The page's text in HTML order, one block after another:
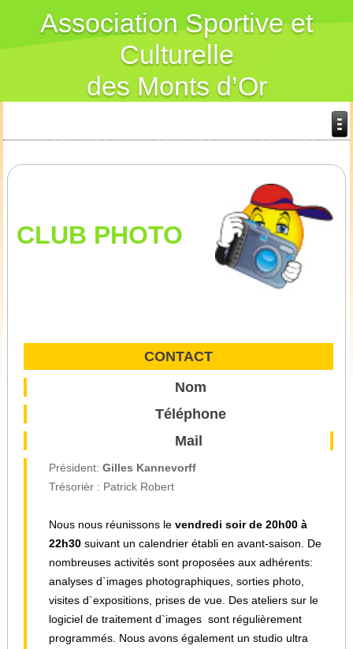
Association Sportive et
Culturelle
des Monts d’Or
CLUB PHOTO
CONTACT
Nom
Téléphone
Mail
Président:Gilles Kannevorff
Trésorièr : Patrick Robert
Nous nous réunissons le vendredi soir de 20h00 à
22h30 suivant un calendrier établi en avant-saison. De
nombreuses activités sont proposées aux adhérents:
analyses d`images photographiques, sorties photo,
visites d`expositions, prises de vue. Des ateliers sur le
logiciel de traitement d`images sont régulièrement
programmés. Nous avons également un studio ultra